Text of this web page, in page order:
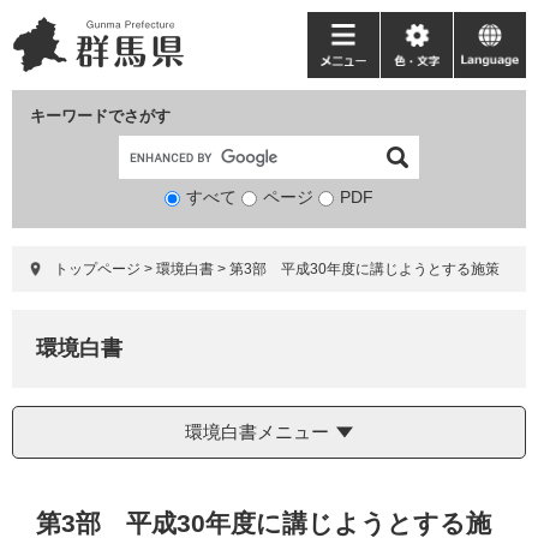
ー
ジ
ニ
ュ
て
キーワードでさがす
検
象
すべて ページ PDF
メ
ニ
ー
色・
文
language
トップページ > 環境白書 > 第3部 平成30年度に講じようとする施策
環境白書
環境白書メニュー
第3部 平成30年度に講じようとする施